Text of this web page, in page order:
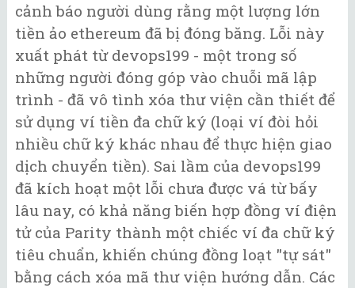
cảnh báo người dùng rằng một lượng lớn
tiền ảo ethereum đã bị đóng băng. Lỗi này
xuất phát từ devops199 - một trong số
những người đóng góp vào chuỗi mã lập
trình - đã vô tình xóa thư viện cần thiết để
sử dụng ví tiền đa chữ ký (loại ví đòi hỏi
nhiều chữ ký khác nhau để thực hiện giao
dịch chuyển tiền). Sai lầm của devops199
đã kích hoạt một lỗi chưa được vá từ bấy
lâu nay, có khả năng biến hợp đồng ví điện
tử của Parity thành một chiếc ví đa chữ ký
tiêu chuẩn, khiến chúng đồng loạt "tự sát"
bằng cách xóa mã thư viện hướng dẫn. Các